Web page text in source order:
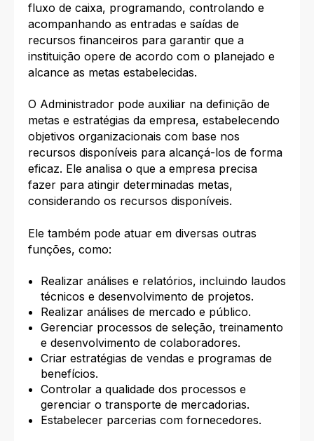
fluxo de caixa, programando, controlando e
acompanhando as entradas e saídas de
recursos financeiros para garantir que a
instituição opere de acordo com o planejado e
alcance as metas estabelecidas.
O Administrador pode auxiliar na definição de
metas e estratégias da empresa, estabelecendo
objetivos organizacionais com base nos
recursos disponíveis para alcançá-los de forma
eficaz. Ele analisa o que a empresa precisa
fazer para atingir determinadas metas,
considerando os recursos disponíveis.
Ele também pode atuar em diversas outras
funções, como:
Realizar análises e relatórios, incluindo laudos
técnicos e desenvolvimento de projetos.
Realizar análises de mercado e público.
Gerenciar processos de seleção, treinamento
e desenvolvimento de colaboradores.
Criar estratégias de vendas e programas de
benefícios.
Controlar a qualidade dos processos e
gerenciar o transporte de mercadorias.
Estabelecer parcerias com fornecedores.